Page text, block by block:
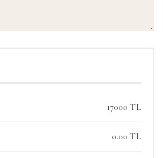
17000 TL
0.00 TL